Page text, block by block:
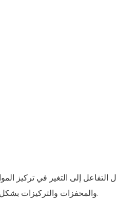
التفاعل إلى التغير في تركيز
والمحفزات والتركيزات بشكل كبير على وقت التفاعل والجودة ، مما يؤثر بشكل مباشر على إعدادات دورة صنع الإسفنج والكفاءة.